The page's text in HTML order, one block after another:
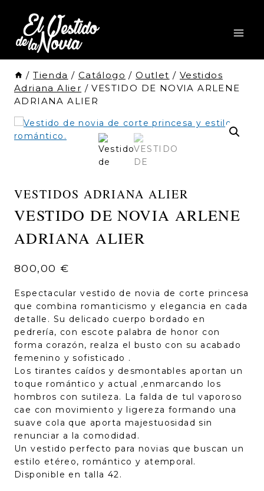
Contenido
/ Tienda / Catálogo / Outlet / Vestidos
Adriana Alier / VESTIDO DE NOVIA ARLENE
ADRIANA ALIER
VESTIDOS ADRIANA ALIER
VESTIDO DE NOVIA ARLENE
ADRIANA ALIER
800,00 €
Espectacular vestido de novia de corte princesa
que combina romanticismo y elegancia en cada
detalle. Su delicado cuerpo bordado en
pedrería, con escote palabra de honor con
forma corazón, realza el busto con su acabado
femenino y sofisticado .
Los tirantes caídos y desmontables aportan un
toque romántico y actual ,enmarcando los
hombros con sutileza. La falda de tul vaporoso
cae con movimiento y ligereza formando una
suave cola que aporta majestuosidad sin
renunciar a la comodidad.
Un vestido perfecto para novias que buscan un
estilo etéreo, romántico y atemporal.
Disponible en talla 42.